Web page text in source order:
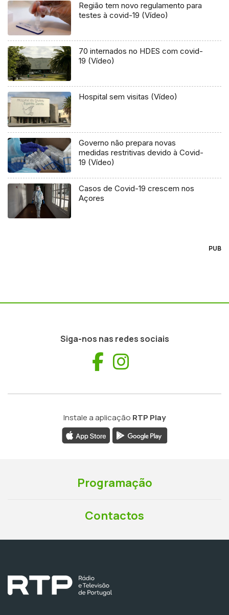
Região tem novo regulamento para
testes à covid-19 (Vídeo)
70 internados no HDES com covid-
19 (Vídeo)
Hospital sem visitas (Vídeo)
Governo não prepara novas
medidas restritivas devido à Covid-
19 (Vídeo)
Casos de Covid-19 crescem nos
Açores
PUB
Siga-nos nas redes sociais
Facebook
Instale a aplicação RTP Play
Programação
Contactos